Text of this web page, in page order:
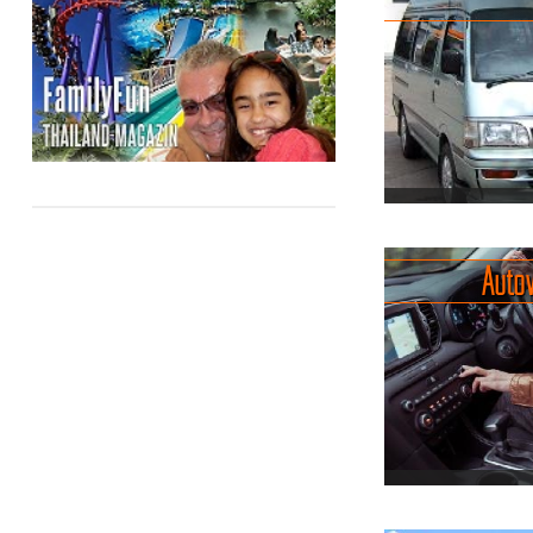
pünktlich.Mit
du Thailand
besondere
einzigartigen
komfortable
mit
Eine günstige
vor allem
Personen,
Die Fahrer